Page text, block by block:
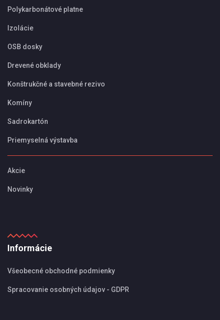
Polykarbonátové platne
Izolácie
OSB dosky
Drevené obklady
Konštrukčné a stavebné rezivo
Komíny
Sadrokartón
Priemyselná výstavba
Akcie
Novinky
Informácie
Všeobecné obchodné podmienky
Spracovanie osobných údajov - GDPR